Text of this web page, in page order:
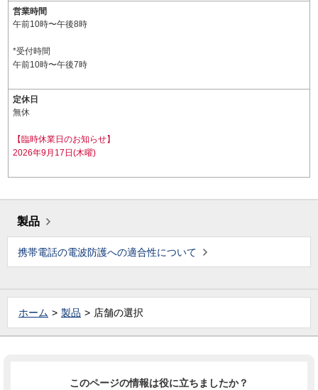
営業時間
午前10時〜午後8時
*受付時間
午前10時〜午後7時
定休日
無休
【臨時休業日のお知らせ】
2026年9月17日(木曜)
製品
携帯電話の電波防護への適合性について
ホーム 製品 店舗の選択
このページの情報は役に立ちましたか？